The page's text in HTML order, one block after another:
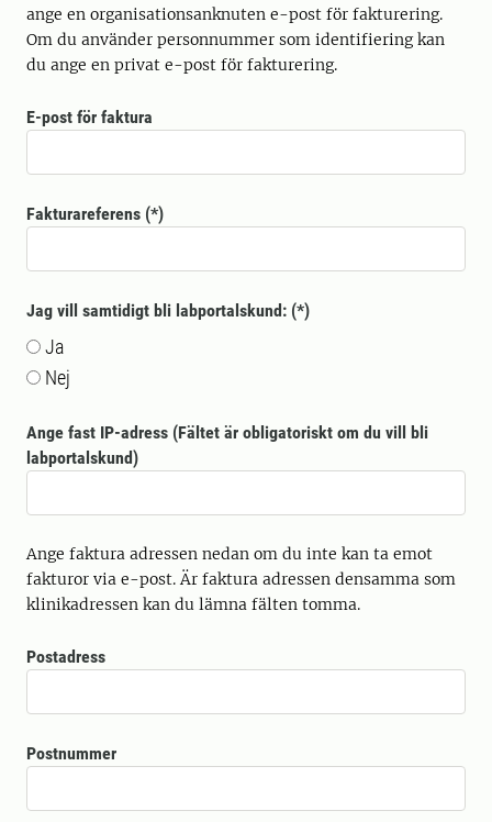
ange en organisationsanknuten e-post för fakturering.
Om du använder personnummer som identifiering kan
du ange en privat e-post för fakturering.
E-post för faktura
Fakturareferens
Jag vill samtidigt bli labportalskund:
Ja
Nej
Ange fast IP-adress (Fältet är obligatoriskt om du vill bli
labportalskund)
Ange faktura adressen nedan om du inte kan ta emot
fakturor via e-post. Är faktura adressen densamma som
klinikadressen kan du lämna fälten tomma.
Postadress
Postnummer